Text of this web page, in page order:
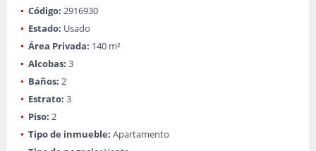
Código: 2916930
Estado: Usado
Área Privada: 140 m²
Alcobas: 3
Baños: 2
Estrato: 3
Piso: 2
Tipo de inmueble: Apartamento